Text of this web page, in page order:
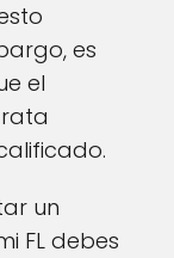
es
el
un
FL debes